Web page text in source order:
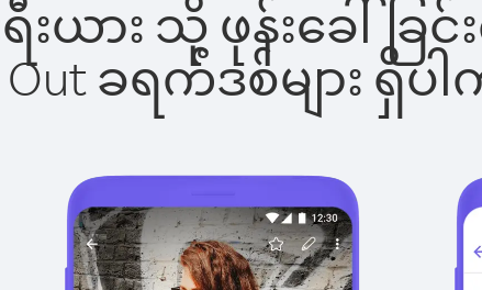
ရီးယား သို့ ဖုန်းခေါ်
ခရက်ဒစ်များ ရှိ